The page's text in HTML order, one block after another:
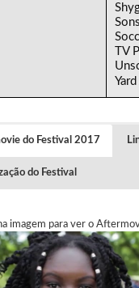
TV
do Festival 2017
do Festival
imagem para ver o